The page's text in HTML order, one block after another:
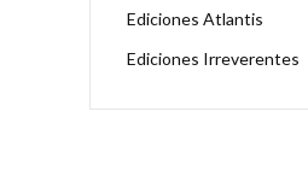
Ediciones Atlantis
Ediciones Irreverentes